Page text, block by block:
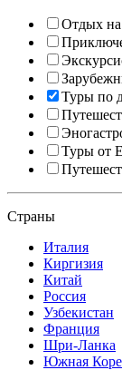
Отдых
Туры по
Туры от
Страны
Италия
Киргизия
Китай
Россия
Узбекистан
Франция
Шри-Ланка
Южная